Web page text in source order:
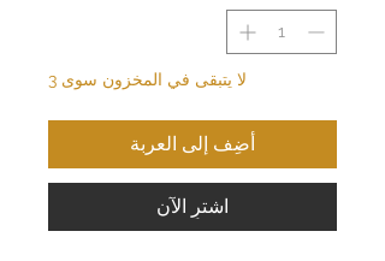
لا يتبقى في المخزون سوى 3
أضِف إلى العربة
اشترِ الآن